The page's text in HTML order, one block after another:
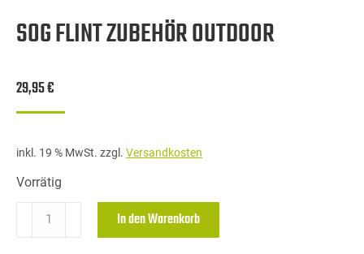
SOG FLINT ZUBEHÖR OUTDOOR
29,95€
inkl. 19 % MwSt. zzgl. Versandkosten
Vorrätig
Flint
In den Warenkorb